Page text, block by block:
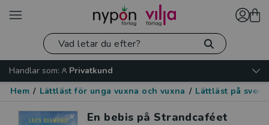
Handlar som:
Privatkund
Hem / Lättläst för unga vuxna och vuxna / Lättläst på
En bebis på Strandcaféet